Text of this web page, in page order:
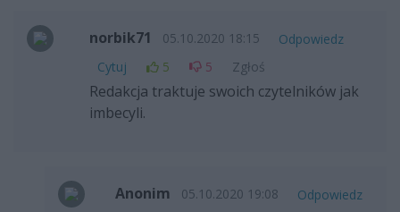
norbik71 05.10.2020 18:15
Odpowiedz
Cytuj
5 5 Zgłoś
Redakcja traktuje swoich czytelników jak
imbecyli.
Anonim 05.10.2020 19:08
Odpowiedz